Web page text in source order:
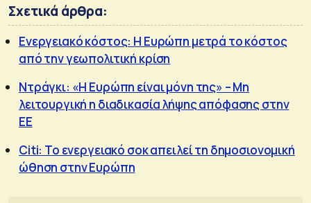
Σχετικά άρθρα:
Ενεργειακό κόστος: Η Ευρώπη μετρά το κόστος
από την γεωπολιτική κρίση
Ντράγκι: «Η Ευρώπη είναι μόνη της» – Μη
λειτουργική η διαδικασία λήψης απόφασης στην
ΕΕ
Citi: Το ενεργειακό σοκ απειλεί τη δημοσιονομική
ώθηση στην Ευρώπη